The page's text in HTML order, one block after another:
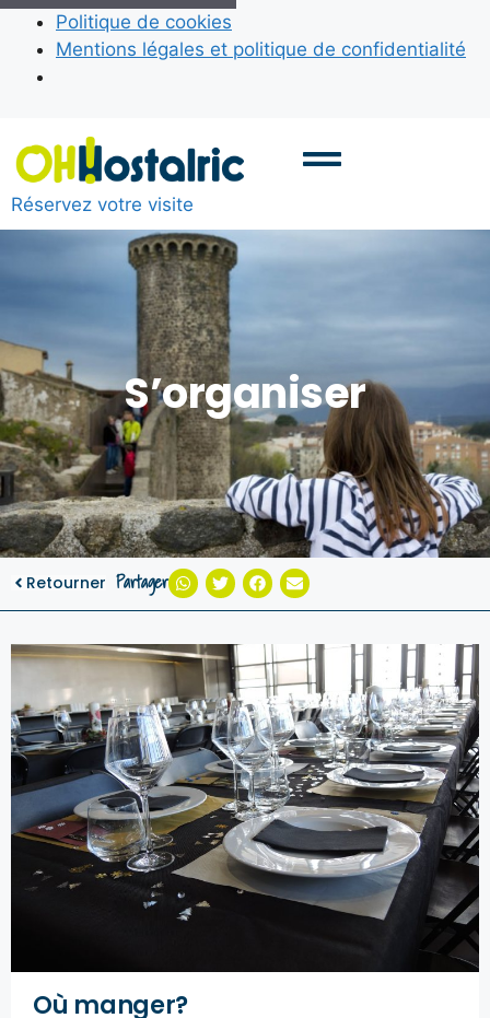
Politique de cookies
Mentions légales et politique de confidentialité
Réservez votre visite
S’organiser
Retourner Partager
Où manger?